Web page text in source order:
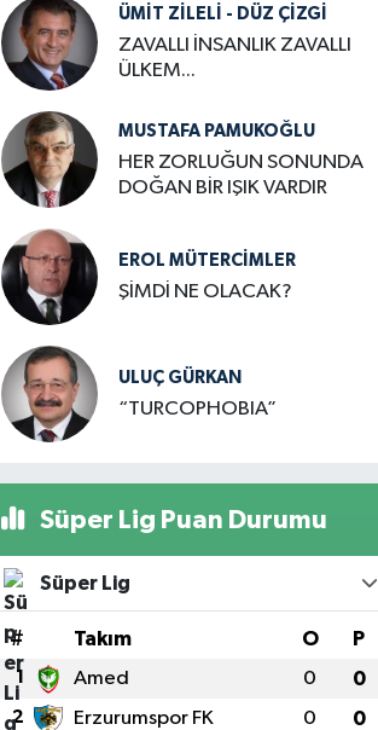
ÜMIT ZILELI - DÜZ ÇİZGİ
ZAVALLI İNSANLIK ZAVALLI
ÜLKEM...
MUSTAFA PAMUKOĞLU
HER ZORLUĞUN SONUNDA
DOĞAN BİR IŞIK VARDIR
EROL MÜTERCIMLER
ŞİMDİ NE OLACAK?
ULUÇ GÜRKAN
“TURCOPHOBIA”
Süper Lig Puan Durumu
Süper Lig
# Takım O P
1 Amed 0 0
2 Erzurumspor FK 0 0